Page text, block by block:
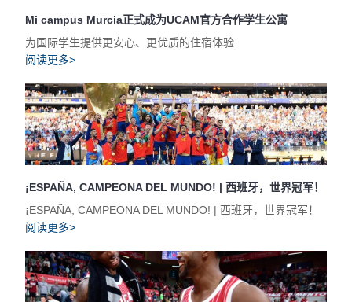
Mi campus Murcia正式成为UCAM官方合作学生公寓
为国际学生提供更安心、更优质的住宿体验
阅读更多>
¡ESPAÑA, CAMPEONA DEL MUNDO! | 西班牙，世界冠军！
¡ESPAÑA, CAMPEONA DEL MUNDO! | 西班牙，世界冠军！
阅读更多>